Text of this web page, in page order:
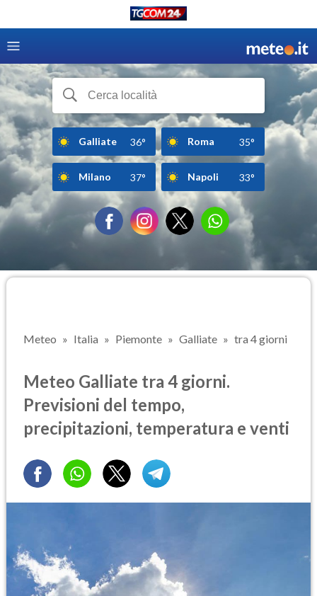
Galliate 36° Roma 35°
Milano 37° Napoli 33°
Meteo Italia Piemonte Galliate tra 4 giorni
Meteo Galliate tra 4 giorni.
Previsioni del tempo,
precipitazioni, temperatura e venti